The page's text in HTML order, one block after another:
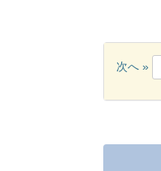
次へ »